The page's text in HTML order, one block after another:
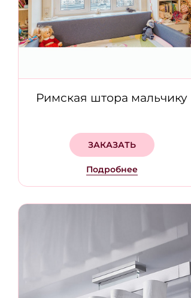
Римская штора мальчику
ЗАКАЗАТЬ
Подробнее